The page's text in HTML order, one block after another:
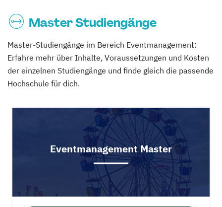
Master Studiengänge
Master-Studiengänge im Bereich Eventmanagement:
Erfahre mehr über Inhalte, Voraussetzungen und Kosten
der einzelnen Studiengänge und finde gleich die passende
Hochschule für dich.
Eventmanagement Master